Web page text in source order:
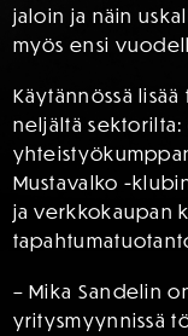
jaloin ja näin
myös ensi
Käytännössä
neljältä
Mustavalko -
ja verkkokaupan
– Mika Sandelin
yritysmyynnissä